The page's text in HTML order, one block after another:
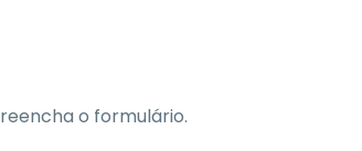
o formulário.